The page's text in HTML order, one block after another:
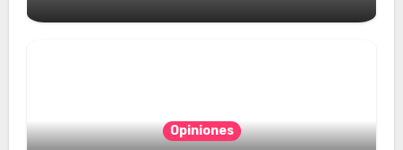
Opiniones